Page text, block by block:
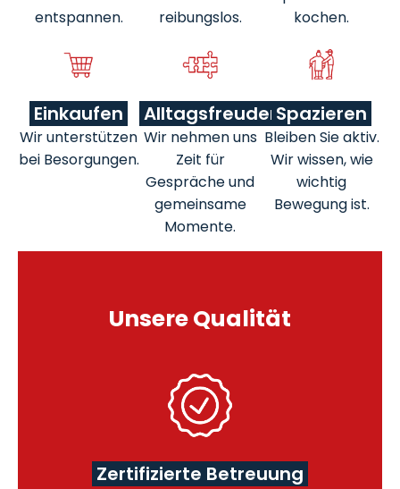
entspannen.
reibungslos.
kochen.
Einkaufen
Wir unterstützen
bei Besorgungen.
Alltagsfreuden
Wir nehmen uns
Zeit für
Gespräche und
gemeinsame
Momente.
Spazieren
Bleiben Sie aktiv.
Wir wissen, wie
wichtig
Bewegung ist.
Unsere Qualität
Zertifizierte Betreuung